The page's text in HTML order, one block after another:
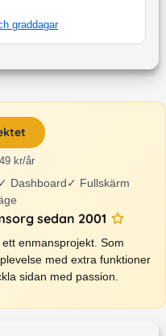
graddagar
kr/år
Dashboard✓ Fullskärm
sedan 2001
enmansprojekt. Som
med extra funktioner
sidan med passion.